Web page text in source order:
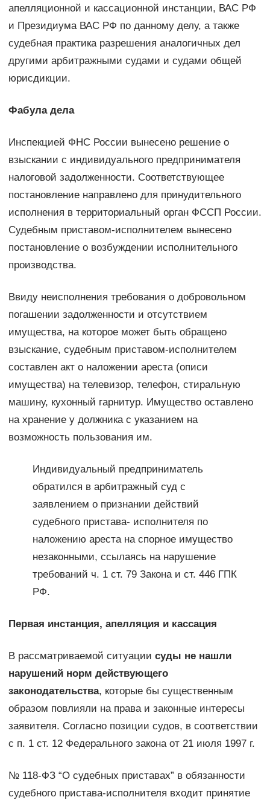
апелляционной и кассационной инстанции, ВАС РФ
и Президиума ВАС РФ по данному делу, а также
судебная практика разрешения аналогичных дел
другими арбитражными судами и судами общей
юрисдикции.
Фабула дела
Инспекцией ФНС России вынесено решение о
взыскании с индивидуального предпринимателя
налоговой задолженности. Соответствующее
постановление направлено для принудительного
исполнения в территориальный орган ФССП России.
Судебным приставом-исполнителем вынесено
постановление о возбуждении исполнительного
производства.
Ввиду неисполнения требования о добровольном
погашении задолженности и отсутствием
имущества, на которое может быть обращено
взыскание, судебным приставом-исполнителем
составлен акт о наложении ареста (описи
имущества) на телевизор, телефон, стиральную
машину, кухонный гарнитур. Имущество оставлено
на хранение у должника с указанием на
возможность пользования им.
Индивидуальный предприниматель
обратился в арбитражный суд с
заявлением о признании действий
судебного пристава- исполнителя по
наложению ареста на спорное имущество
незаконными, ссылаясь на нарушение
требований ч. 1 ст. 79 Закона и ст. 446 ГПК
РФ.
Первая инстанция, апелляция и кассация
В рассматриваемой ситуации суды не нашли
нарушений норм действующего
законодательства, которые бы существенным
образом повлияли на права и законные интересы
заявителя. Согласно позиции судов, в соответствии
с п. 1 ст. 12 Федерального закона от 21 июля 1997 г.
№ 118-ФЗ “О судебных приставах” в обязанности
судебного пристава-исполнителя входит принятие